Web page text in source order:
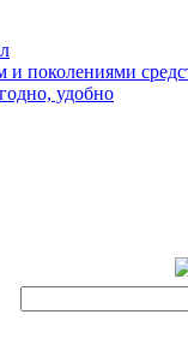
поколениями
удобно